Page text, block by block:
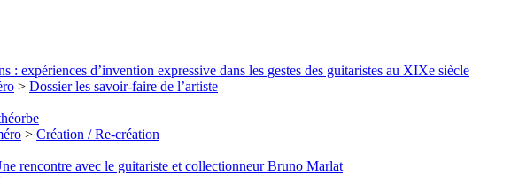
: expériences d’invention expressive dans les gestes des guitaristes au XIXe siècle
> Dossier les savoir-faire de l’artiste
> Création / Re-création
rencontre avec le guitariste et collectionneur Bruno Marlat